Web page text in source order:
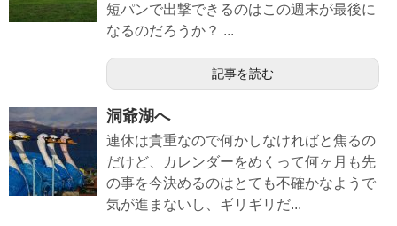
短パンで出撃できるのはこの週末が最後に
なるのだろうか？ ...
記事を読む
洞爺湖へ
連休は貴重なので何かしなければと焦るの
だけど、カレンダーをめくって何ヶ月も先
の事を今決めるのはとても不確かなようで
気が進まないし、ギリギリだ...